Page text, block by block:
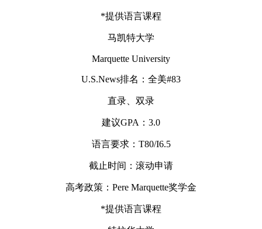
*提供语言课程
马凯特大学
Marquette University
U.S.News排名：全美#83
直录、双录
建议GPA：3.0
语言要求：T80/I6.5
截止时间：滚动申请
高考政策：Pere Marquette奖学金
*提供语言课程